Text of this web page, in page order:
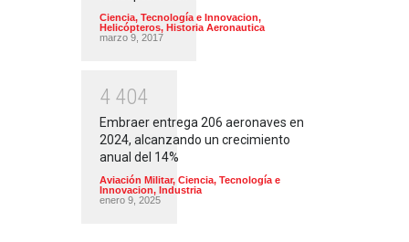
Ciencia, Tecnología e Innovacion,
Helicópteros, Historia Aeronautica
marzo 9, 2017
4 404
Embraer entrega 206 aeronaves en
2024, alcanzando un crecimiento
anual del 14%
Aviación Militar, Ciencia, Tecnología e
Innovacion, Industria
enero 9, 2025